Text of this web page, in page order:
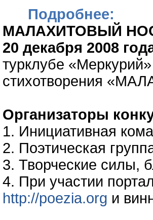
Подробнее:
МАЛАХИТОВЫЙ
20 декабря 2008
турклубе
стихотворения
Организаторы
1. Инициативная
2. Поэтическая
3. Творческие силы,
4. При участии
http://poezia.org и